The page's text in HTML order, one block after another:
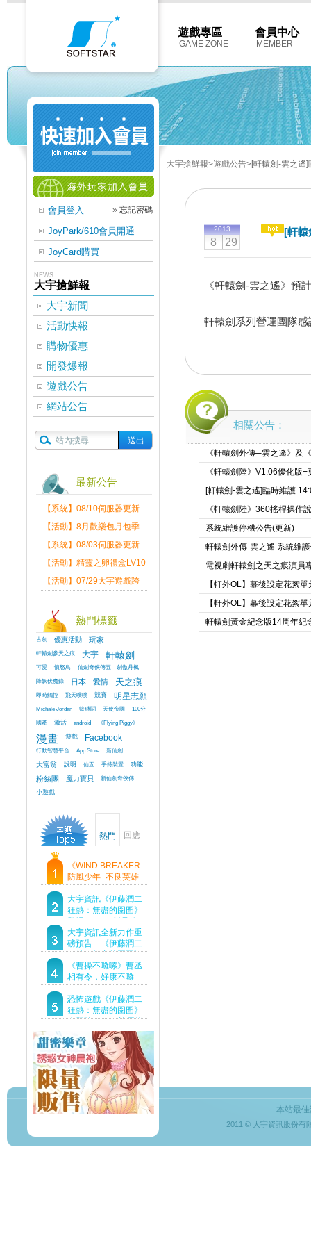
Softstar
遊戲專區
GAME ZONE
會員中心
MEMBER
會員登入 » 忘記密碼
JoyPark/610會員開通
JoyCard購買
NEWS
大宇搶鮮報
大宇新聞
活動快報
購物優惠
開發爆報
遊戲公告
網站公告
最新公告
【系統】08/10伺服器更新
維護公告
【活動】8月歡樂包月包季
送
【系統】08/03伺服器更新
維護公告
【活動】精靈之卵禮盒LV10
限量發送中
【活動】07/29大宇遊戲跨
熱門標籤
古劍 優惠活動 玩家
軒轅劍參天之痕 大宇 軒轅劍
可愛 憤怒鳥
仙劍奇俠傳五 – 劍傲丹楓
降妖伏魔錄
日本 愛情 天之痕
即時觸控 飛天噗噗 競賽 明星志願
Michale Jordan 籃球鬪 天使帝國
100分
國產
激活 android 《Flying Piggy》
漫畫 遊戲 Facebook
行動智慧平台 App Store 新仙劍
大富翁 說明 仙五 手持裝置 功能
粉絲團 魔力寶貝
新仙劍奇俠傳
小遊戲
熱門 回應
《WIND BREAKER -
防風少年- 不良英雄
譚》傳說中最強的男
人現身！即將顛覆風
鈴高中！
大宇資訊《伊藤潤二
狂熱：無盡的囹圄》
登場 Steam 新品節
首支預告片及遊戲
Demo重磅釋出
大宇資訊全新力作重
磅預告 《伊藤潤二
狂熱：無盡的囹圄》
驚悚亮相 ！伊藤潤二
恐怖世界首度進軍
Steam
《曹操不囉嗦》曹丞
相有令，好康不囉
嗦！事前預約即刻開
跑！
恐怖遊戲《伊藤潤二
狂熱：無盡的囹圄》
今登陸Steam 詭異洋
樓開啟 同步釋出最新
預告片
大宇搶鮮報>遊戲公告>[軒轅劍-雲之遙
2013
8 29
[軒轅
《軒轅劍-雲之遙》預
軒轅劍系列營運團隊
相關公告：
《軒轅劍外傳─雲之遙》及
《軒轅劍陸》V1.06優化版+
[軒轅劍-雲之遙]臨時維護
《軒轅劍陸》360搖桿操作
系統維護停機公告(更新)
軒轅劍外傳-雲之遙 系統維
電視劇軒轅劍之天之痕演員
【軒外OL】幕後設定花絮
【軒外OL】幕後設定花絮
軒轅劍黃金紀念版14周年紀
本站最
2011 © 大宇資訊股份有